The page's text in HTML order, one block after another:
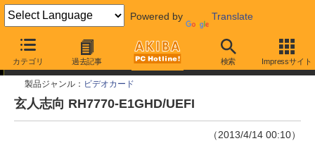
Powered by Translate
カテゴリ 過去記事 検索 Impressサイト
今週見つけた新製品
製品ジャンル： ビデオカード
玄人志向 RH7770-E1GHD/UEFI
（2013/4/14 00:10）